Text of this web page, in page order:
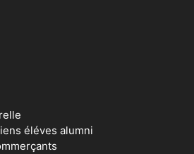
éléves alumni